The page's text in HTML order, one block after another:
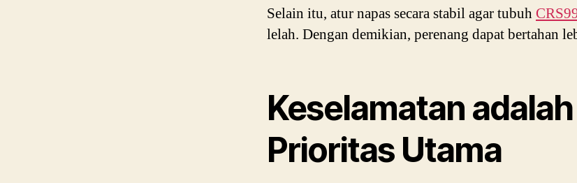
Selain itu, atur napas secara stabil agar tubuh
lelah. Dengan demikian, perenang dapat bertahan
Keselamatan adalah
Prioritas Utama